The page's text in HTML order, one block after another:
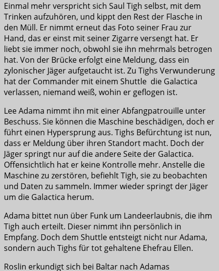
Einmal mehr verspricht sich Saul Tigh selbst, mit dem
Trinken aufzuhören, und kippt den Rest der Flasche in
den Müll. Er nimmt erneut das Foto seiner Frau zur
Hand, das er einst mit seiner Zigarre versengt hat. Er
liebt sie immer noch, obwohl sie ihn mehrmals betrogen
hat. Von der Brücke erfolgt eine Meldung, dass ein
zylonischer Jäger aufgetaucht ist. Zu Tighs Verwunderung
hat der Commander mit einem Shuttle die Galactica
verlassen, niemand weiß, wohin er geflogen ist.
Lee Adama nimmt ihn mit einer Abfangpatrouille unter
Beschuss. Sie können die Maschine beschädigen, doch er
führt einen Hypersprung aus. Tighs Befürchtung ist nun,
dass er Meldung über ihren Standort macht. Doch der
Jäger springt nur auf die andere Seite der Galactica.
Offensichtlich hat er keine Kontrolle mehr. Anstelle die
Maschine zu zerstören, befiehlt Tigh, sie zu beobachten
und Daten zu sammeln. Immer wieder springt der Jäger
um die Galactica herum.
Adama bittet nun über Funk um Landeerlaubnis, die ihm
Tigh auch erteilt. Dieser nimmt ihn persönlich in
Empfang. Doch dem Shuttle entsteigt nicht nur Adama,
sondern auch Tighs für tot gehaltene Ehefrau Ellen.
Roslin erkundigt sich bei Baltar nach Adamas